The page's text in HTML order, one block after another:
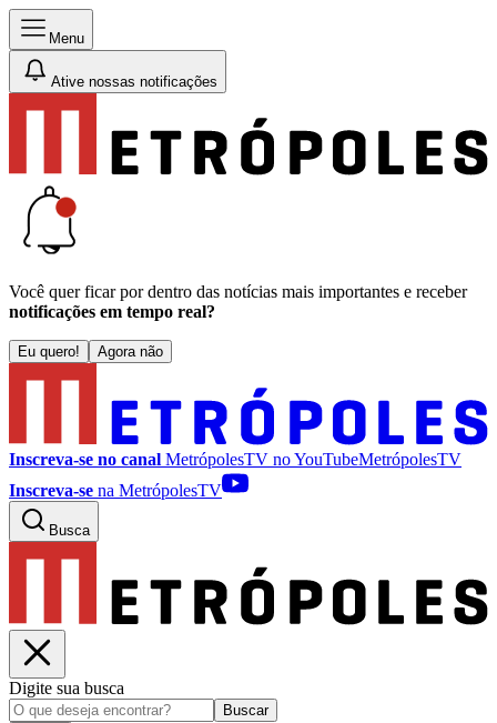
Menu
Ative nossas notificações
Você quer ficar por dentro das notícias mais importantes e receber
notificações em tempo real?
Eu quero! Agora não
Inscreva-se no canal MetrópolesTV noYouTubeMetrópolesTV
Inscreva-se na MetrópolesTV
Busca
Digite sua busca
Buscar